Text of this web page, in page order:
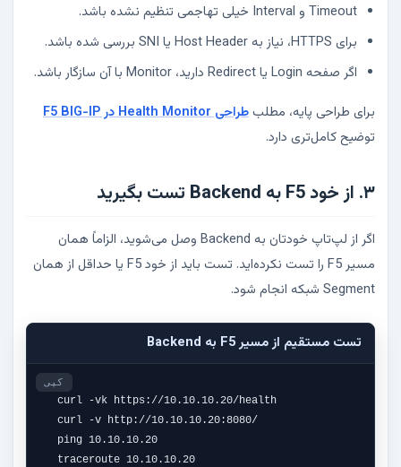
Timeout و Interval خیلی تهاجمی تنظیم نشده باشد.
برای HTTPS، نیاز به Host Header یا SNI بررسی شده باشد.
اگر صفحه Login یا Redirect دارید، Monitor با آن سازگار باشد.
برای طراحی پایه، مطلبطراحی Health Monitor در F5 BIG-IP
توضیح کامل‌تری دارد.
۳. از خود F5 به Backend تست بگیرید
اگر از لپ‌تاپ خودتان به Backend وصل می‌شوید، الزاماً همان
مسیر F5 را تست نکرده‌اید. تست باید از خود F5 یا حداقل از همان
Segment شبکه انجام شود.
تست مستقیم از مسیر F5 به Backend
curl -vk https://10.10.10.20/health
curl -v http://10.10.10.20:8080/
ping 10.10.10.20
traceroute 10.10.10.20
کپی